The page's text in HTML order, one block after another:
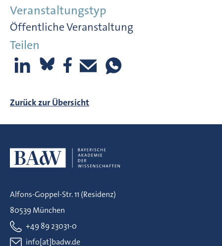
Veranstaltungstyp
Öffentliche Veranstaltung
Teilen
Zurück zur Übersicht
Alfons-Goppel-Str. 11 (Residenz)
80539 München
+49 89 23031-0
info[at]badw.de